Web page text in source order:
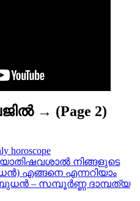
→ (Page 2)
horoscope
നിങ്ങളുടെ
എങ്ങനെ എന്നറിയാം
– സമ്പൂർണ്ണ ദാമ്പത്യ